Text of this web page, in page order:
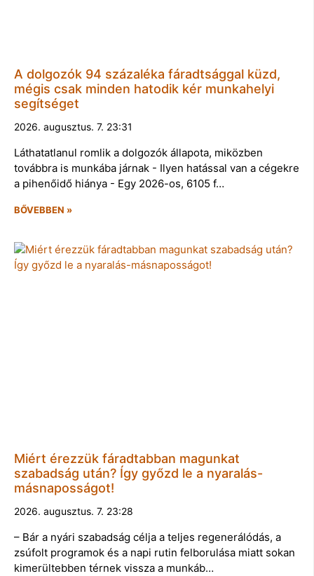
A dolgozók 94 százaléka fáradtsággal küzd,
mégis csak minden hatodik kér munkahelyi
segítséget
2026. augusztus. 7. 23:31
Láthatatlanul romlik a dolgozók állapota, miközben
továbbra is munkába járnak - Ilyen hatással van a cégekre
a pihenőidő hiánya - Egy 2026-os, 6105 f…
BŐVEBBEN »
Miért érezzük fáradtabban magunkat
szabadság után? Így győzd le a nyaralás-
másnaposságot!
2026. augusztus. 7. 23:28
– Bár a nyári szabadság célja a teljes regenerálódás, a
zsúfolt programok és a napi rutin felborulása miatt sokan
kimerültebben térnek vissza a munkáb…